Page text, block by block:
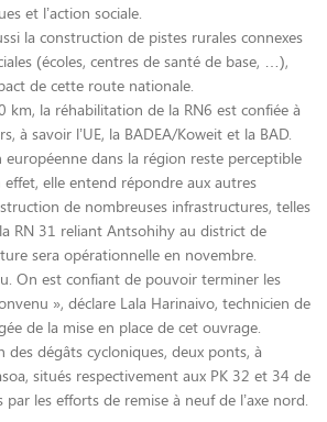
et l’action sociale.
la construction de pistes rurales connexes
(écoles, centres de santé de base, …),
de cette route nationale.
km, la réhabilitation de la RN6 est confiée à
à savoir l’UE, la BADEA/Koweit et la BAD.
européenne dans la région reste perceptible
effet, elle entend répondre aux autres
de nombreuses infrastructures, telles
RN 31 reliant Antsohihy au district de
sera opérationnelle en novembre.
On est confiant de pouvoir terminer les
», déclare Lala Harinaivo, technicien de
de la mise en place de cet ouvrage.
des dégâts cycloniques, deux ponts, à
situés respectivement aux PK 32 et 34 de
les efforts de remise à neuf de l’axe nord.